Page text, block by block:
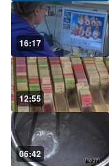
16:17
12:55
06:42